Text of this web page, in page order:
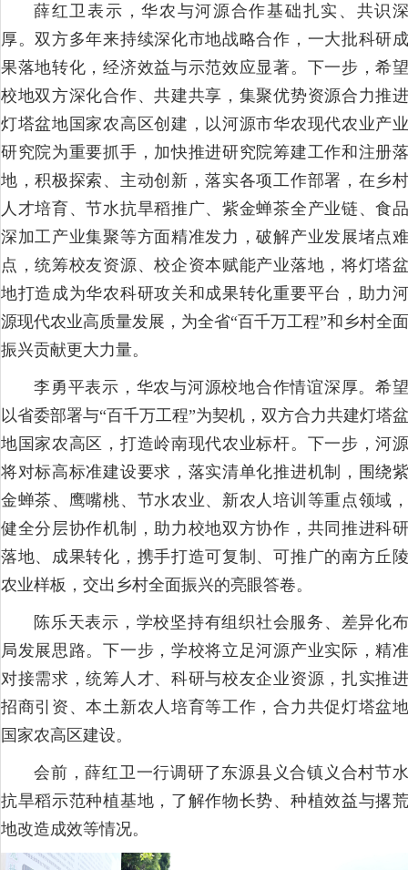
薛红卫表示，华农与河源合作基础扎实、共识深
厚。双方多年来持续深化市地战略合作，一大批科研成
果落地转化，经济效益与示范效应显著。下一步，希望
校地双方深化合作、共建共享，集聚优势资源合力推进
灯塔盆地国家农高区创建，以河源市华农现代农业产业
研究院为重要抓手，加快推进研究院筹建工作和注册落
地，积极探索、主动创新，落实各项工作部署，在乡村
人才培育、节水抗旱稻推广、紫金蝉茶全产业链、食品
深加工产业集聚等方面精准发力，破解产业发展堵点难
点，统筹校友资源、校企资本赋能产业落地，将灯塔盆
地打造成为华农科研攻关和成果转化重要平台，助力河
源现代农业高质量发展，为全省“百千万工程”和乡村全面
振兴贡献更大力量。
李勇平表示，华农与河源校地合作情谊深厚。希望
以省委部署与“百千万工程”为契机，双方合力共建灯塔盆
地国家农高区，打造岭南现代农业标杆。下一步，河源
将对标高标准建设要求，落实清单化推进机制，围绕紫
金蝉茶、鹰嘴桃、节水农业、新农人培训等重点领域，
健全分层协作机制，助力校地双方协作，共同推进科研
落地、成果转化，携手打造可复制、可推广的南方丘陵
农业样板，交出乡村全面振兴的亮眼答卷。
陈乐天表示，学校坚持有组织社会服务、差异化布
局发展思路。下一步，学校将立足河源产业实际，精准
对接需求，统筹人才、科研与校友企业资源，扎实推进
招商引资、本土新农人培育等工作，合力共促灯塔盆地
国家农高区建设。
会前，薛红卫一行调研了东源县义合镇义合村节水
抗旱稻示范种植基地，了解作物长势、种植效益与撂荒
地改造成效等情况。